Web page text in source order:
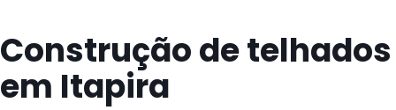
Construção de telhados
em Itapira